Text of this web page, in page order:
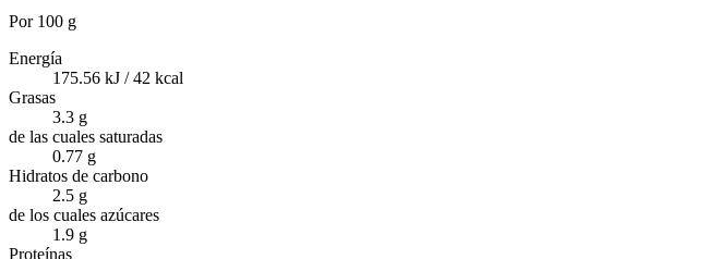
Por 100 g
Energía
175.56 kJ / 42 kcal
Grasas
3.3 g
de las cuales saturadas
0.77 g
Hidratos de carbono
2.5 g
de los cuales azúcares
1.9 g
Proteínas